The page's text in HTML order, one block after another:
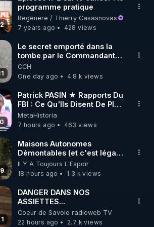
rdlr_thierrycasasnovas/
l’actualité RGNR (stages,
CENSURÉES SUR ODYSEE
Youtube sont aussi sur la
EN PRÉSENTIEL
programme pratique
Regenere / Thierry Casasnovas
7 years ago
428 views
Le secret emporté dans la
tombe par le Commandant
Cousteau le 25 juin 1997
CCH
One day ago
4.8 k views
Patrick PASIN ★ Rapports Du
FBI : Ce Qu'Ils Disent De Plus
Grave Sur Hitler
MetaHistoria
7 hours ago
463 views
Maisons Autonomes
Démontables (et c'est légal).
Visite éco village en
Bretagne
Il Y A Toujours L'Espoir
18 hours ago
1.3 k views
DANGER DANS NOS
ASSIETTES...
Coeur de Savoie radioweb TV
22 hours ago
2.7 k views